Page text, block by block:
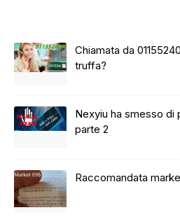
Chiamata da
truffa?
Nexyiu ha smesso di
parte 2
Raccomandata